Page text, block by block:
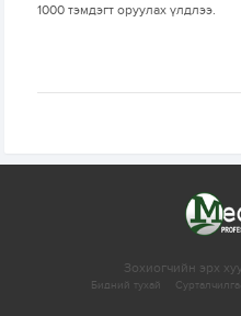
1000 тэмдэгт оруулах үлдлээ.
Зохиогчийн эрх
Бидний тухай